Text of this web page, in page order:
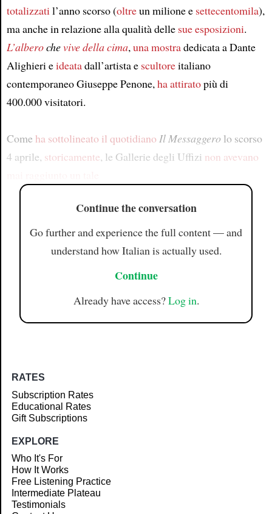
totalizzatil’anno scorso (oltreun milione e settecentomila),
ma anche in relazione alla qualità delle sue esposizioni.
L’alberochevive della cima,una mostradedicata a Dante
Alighieri eideatadall’artista e scultoreitaliano
contemporaneo Giuseppe Penone,ha attiratopiù di
400.000 visitatori.
Comeha sottolineato il quotidiano Il Messaggerolo scorso
4 aprile, storicamente, le Gallerie degli Uffizi non avevano
Continue the conversation
Go further and experience the full content — and
understand how Italian is actually used.
Continue
Already have access?Log in.
RATES
Subscription Rates
Educational Rates
Gift Subscriptions
EXPLORE
Who It's For
How It Works
Free Listening Practice
Intermediate Plateau
Testimonials